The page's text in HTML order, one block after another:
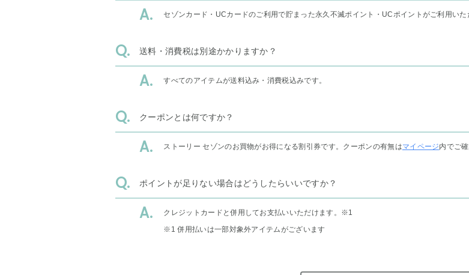
セゾンカード・UCカードのご利用で貯まった永久不滅ポイント・UCポイントがご利用いた
送料・消費税は別途かかりますか？
すべてのアイテムが送料込み・消費税込みです。
クーポンとは何ですか？
ストーリー セゾンのお買物がお得になる割引券です。クーポンの有無はマイページ内でご
ポイントが足りない場合はどうしたらいいですか？
クレジットカードと併用してお支払いいただけます。 ※1
※1 併用払いは一部対象外アイテムがございます